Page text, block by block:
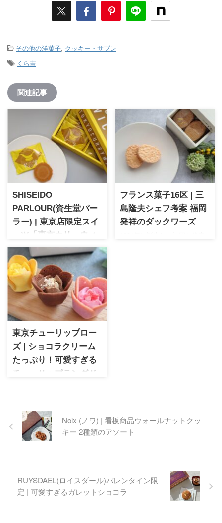
-その他の洋菓子, クッキー・サブレ
-くら吉
関連記事
SHISEIDO
PARLOUR(資生堂パー
ラー) | 東京店限定スイ
ーツ「東京カリーウィ
ッチ」
1902年誕生の老舗人気ブラン
ドが手掛ける東京限定スイー
ツ。代々受け継がれる看板商
品のカリーライス。それをイ
メージした生地に濃厚チーズ
をサンドしたおつまみにぴっ
たりすぎるカリーウィッチ。
フランス菓子16区 | 三
島隆夫シェフ考案 福岡
発祥のダックワーズ
東京チューリップロー
ズ | ショコラクリーム
たっぷり！可愛すぎる
チューリップラングド
なラングドシャに、とろける
ショコラクリームがたっぷ
り。贈り物に最適な可愛らし
いチューリップ型スイーツで
Noix (ノワ) | 看板商品ウォールナットクッ
キー 2種類のアソート
RUYSDAEL(ロイスダール)バレンタイン限
定 | 可愛すぎるガレットショコラ